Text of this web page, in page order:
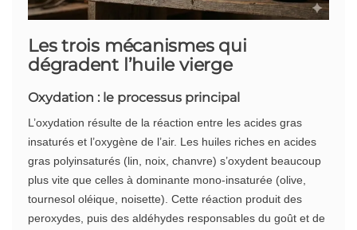
Les trois mécanismes qui
dégradent l’huile vierge
Oxydation : le processus principal
L’oxydation résulte de la réaction entre les acides gras
insaturés et l’oxygène de l’air. Les huiles riches en acides
gras polyinsaturés (lin, noix, chanvre) s’oxydent beaucoup
plus vite que celles à dominante mono-insaturée (olive,
tournesol oléique, noisette). Cette réaction produit des
peroxydes, puis des aldéhydes responsables du goût et de